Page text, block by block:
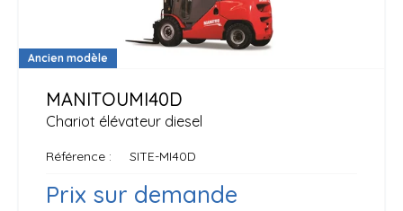
Ancien modèle
Chariot élévateur diesel
MANITOUMI40D
Référence SITE-MI40D
Prix sur demande